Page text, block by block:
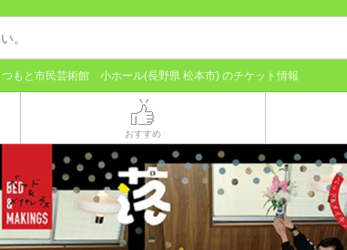
つもと市民芸術館 小ホール(長野県 松本市) のチケット情報
おすすめ